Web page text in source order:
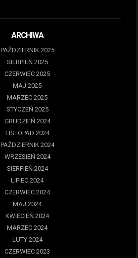
ARCHIWA
PAŹDZIERNIK 2025
SIERPIEŃ 2025
CZERWIEC 2025
MAJ 2025
MARZEC 2025
STYCZEŃ 2025
GRUDZIEŃ 2024
LISTOPAD 2024
PAŹDZIERNIK 2024
WRZESIEŃ 2024
SIERPIEŃ 2024
LIPIEC 2024
CZERWIEC 2024
MAJ 2024
KWIECIEŃ 2024
MARZEC 2024
LUTY 2024
CZERWIEC 2023